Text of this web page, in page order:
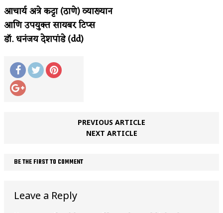
आचार्य अत्रे कट्टा (ठाणे) व्याख्यान
आणि उपयुक्त सायबर टिप्स
डॉ. धनंजय देशपांडे (dd)
PREVIOUS ARTICLE
NEXT ARTICLE
BE THE FIRST TO COMMENT
Leave a Reply